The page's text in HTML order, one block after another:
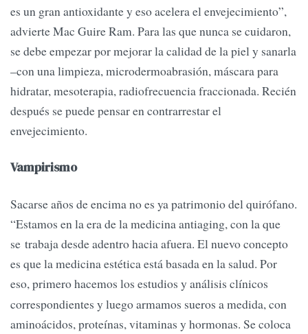
es un gran antioxidante y eso acelera el envejecimiento”,
advierte Mac Guire Ram. Para las que nunca se cuidaron,
se debe empezar por mejorar la calidad de la piel y sanarla
–con una limpieza, microdermoabrasión, máscara para
hidratar, mesoterapia, radiofrecuencia fraccionada. Recién
después se puede pensar en contrarrestar el
envejecimiento.
Vampirismo
Sacarse años de encima no es ya patrimonio del quirófano.
“Estamos en la era de la medicina antiaging, con la que
se trabaja desde adentro hacia afuera. El nuevo concepto
es que la medicina estética está basada en la salud. Por
eso, primero hacemos los estudios y análisis clínicos
correspondientes y luego armamos sueros a medida, con
aminoácidos, proteínas, vitaminas y hormonas. Se coloca